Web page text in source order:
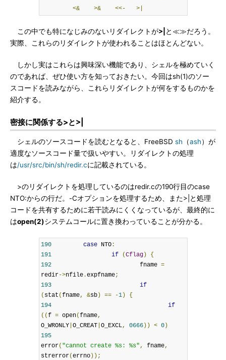
<&
>& <<- >|
この中でも特になじみのないリダイレクトが>| と≪≫だろう。
実際、これらのリダイレクトが使われることはほとんどない。
しかし実はこれらは興味深い機能であり、シェルを極めていく
のであれば、ぜひ使い方を知っておきたい。今回はsh(1)のソー
スコードを読みながら、これらリダイレクトが何をするものかを
紹介する。
密接に関係する>と>|
シェルのソースコードを読むとなると、FreeBSD sh （ash）が
適度なソースコード量で扱いやすい。リダイレクトの処理
は/usr/src/bin/sh/redir.cに記載されている。
>のリダイレクトを処理しているのはredir.cの190行目のcase
NTO:からの行だ。-Cオプションを処理するため、また>|と処理
コードを共有するために若干読みにくくなっているが、最終的に
はopen(2)システムコールに置き換わっていることが分かる。
190 case NTO:
191
if (Cflag)
{
192
                         fname
=
redir->nfile.expfname;
193
if
( stat (fname, &sb) == -1)
{
194
if
((f = open(fname,
O_WRONLY| O_CREAT| O_EXCL, 0666)) < 0)
195
error( "cannot create %s: %s", fname,
strerror(errno));